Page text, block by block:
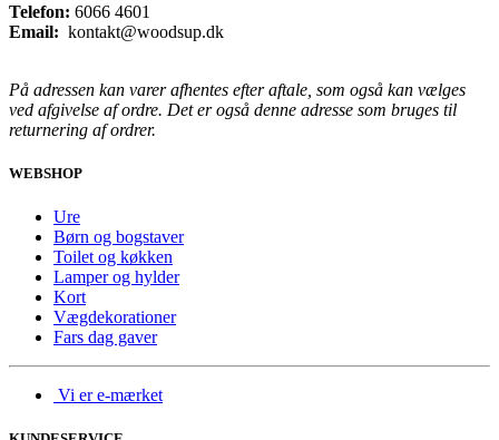
Telefon: 6066 4601
Email: kontakt@woodsup.dk
På adressen kan varer afhentes efter aftale, som også kan vælges
ved afgivelse af ordre. Det er også denne adresse som bruges til
returnering af ordrer.
WEBSHOP
Ure
Børn og bogstaver
Toilet og køkken
Lamper og hylder
Kort
Vægdekorationer
Fars dag gaver
Vi er e-mærket